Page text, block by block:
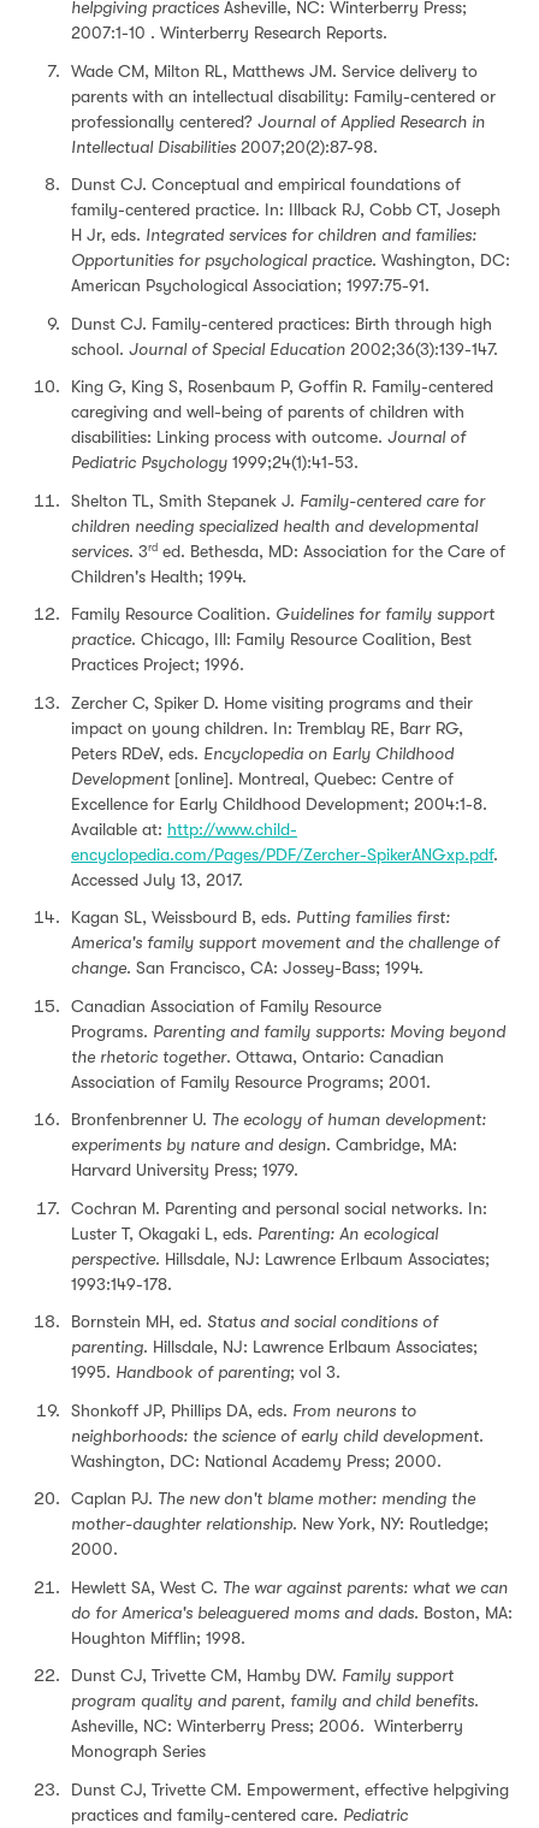
helpgiving practices Asheville, NC: Winterberry Press;
2007:1-10 . Winterberry Research Reports.
Wade CM, Milton RL, Matthews JM. Service delivery to
parents with an intellectual disability: Family-centered or
professionally centered? Journal of Applied Research in
Intellectual Disabilities 2007;20(2):87-98.
Dunst CJ. Conceptual and empirical foundations of
family-centered practice. In: Illback RJ, Cobb CT, Joseph
H Jr, eds. Integrated services for children and families:
Opportunities for psychological practice. Washington, DC:
American Psychological Association; 1997:75-91.
Dunst CJ. Family-centered practices: Birth through high
school. Journal of Special Education 2002;36(3):139-147.
King G, King S, Rosenbaum P, Goffin R. Family-centered
caregiving and well-being of parents of children with
disabilities: Linking process with outcome. Journal of
Pediatric Psychology 1999;24(1):41-53.
Shelton TL, Smith Stepanek J. Family-centered care for
children needing specialized health and developmental
services. 3rd ed. Bethesda, MD: Association for the Care of
Children's Health; 1994.
Family Resource Coalition. Guidelines for family support
practice. Chicago, Ill: Family Resource Coalition, Best
Practices Project; 1996.
Zercher C, Spiker D. Home visiting programs and their
impact on young children. In: Tremblay RE, Barr RG,
Peters RDeV, eds. Encyclopedia on Early Childhood
Development [online]. Montreal, Quebec: Centre of
Excellence for Early Childhood Development; 2004:1-8.
Available at: http://www.child-
encyclopedia.com/Pages/PDF/Zercher-SpikerANGxp.pdf.
Accessed July 13, 2017.
Kagan SL, Weissbourd B, eds. Putting families first:
America's family support movement and the challenge of
change. San Francisco, CA: Jossey-Bass; 1994.
Canadian Association of Family Resource
Programs. Parenting and family supports: Moving beyond
the rhetoric together. Ottawa, Ontario: Canadian
Association of Family Resource Programs; 2001.
Bronfenbrenner U. The ecology of human development:
experiments by nature and design. Cambridge, MA:
Harvard University Press; 1979.
Cochran M. Parenting and personal social networks. In:
Luster T, Okagaki L, eds. Parenting: An ecological
perspective. Hillsdale, NJ: Lawrence Erlbaum Associates;
1993:149-178.
Bornstein MH, ed. Status and social conditions of
parenting. Hillsdale, NJ: Lawrence Erlbaum Associates;
1995. Handbook of parenting; vol 3.
Shonkoff JP, Phillips DA, eds. From neurons to
neighborhoods: the science of early child development.
Washington, DC: National Academy Press; 2000.
Caplan PJ. The new don't blame mother: mending the
mother-daughter relationship. New York, NY: Routledge;
2000.
Hewlett SA, West C. The war against parents: what we can
do for America's beleaguered moms and dads. Boston, MA:
Houghton Mifflin; 1998.
Dunst CJ, Trivette CM, Hamby DW. Family support
program quality and parent, family and child benefits.
Asheville, NC: Winterberry Press; 2006. Winterberry
Monograph Series
Dunst CJ, Trivette CM. Empowerment, effective helpgiving
practices and family-centered care. Pediatric